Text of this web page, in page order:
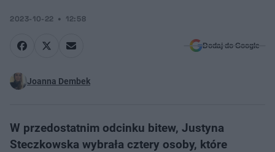
2023-10-22 12:58
Dodaj do Google
Joanna Dembek
W przedostatnim odcinku bitew, Justyna
Steczkowska wybrała cztery osoby, które